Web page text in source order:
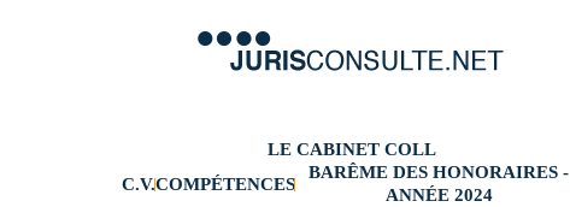
LE CABINET COLL
C.V.COMPÉTENCES
BARÊME DES HONORAIRES -
ANNÉE 2024